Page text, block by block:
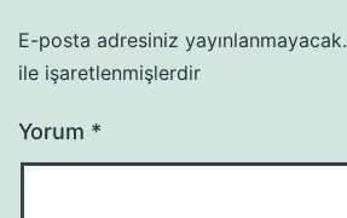
E-posta adresiniz yayınlanmayacak.
ile işaretlenmişlerdir
Yorum *